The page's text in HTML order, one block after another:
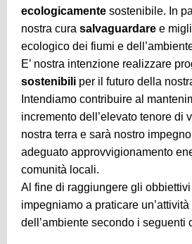
ecologicamente sostenibile. In
nostra cura salvaguardare e
ecologico dei fiumi e
E’ nostra intenzione realizzare
sostenibili per il futuro della
Intendiamo contribuire al
incremento dell’elevato tenore di
nostra terra e sarà nostro
adeguato approvvigionamento
comunità locali.
Al fine di raggiungere gli
impegniamo a praticare un’attività
dell’ambiente secondo i seguenti